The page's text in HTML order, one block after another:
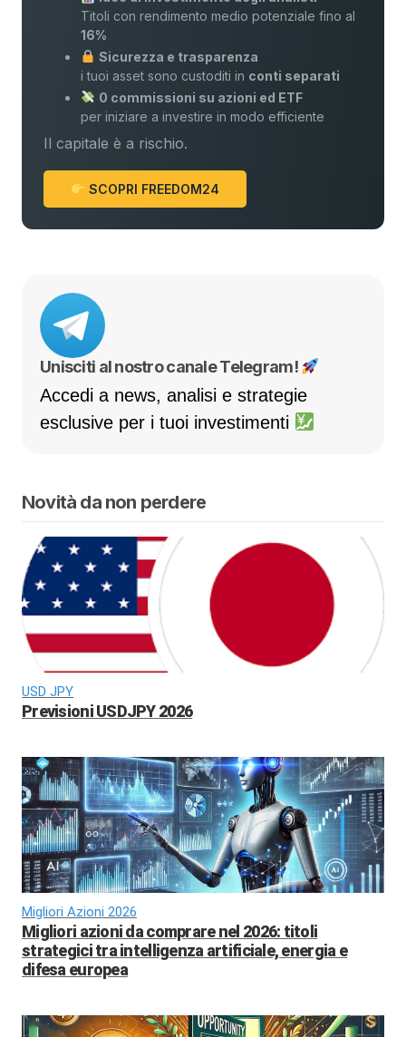
Titoli con rendimento medio potenziale fino al
16%
Sicurezza e trasparenza
i tuoi asset sono custoditi in conti separati
0 commissioni su azioni ed ETF
per iniziare a investire in modo efficiente
Il capitale è a rischio.
SCOPRI FREEDOM24
Unisciti al nostro canale Telegram!
Accedi a news, analisi e strategie
esclusive per i tuoi investimenti
Novità da non perdere
USD JPY
Previsioni USDJPY 2026
Migliori Azioni 2026
Migliori azioni da comprare nel 2026: titoli
strategici tra intelligenza artificiale, energia e
difesa europea